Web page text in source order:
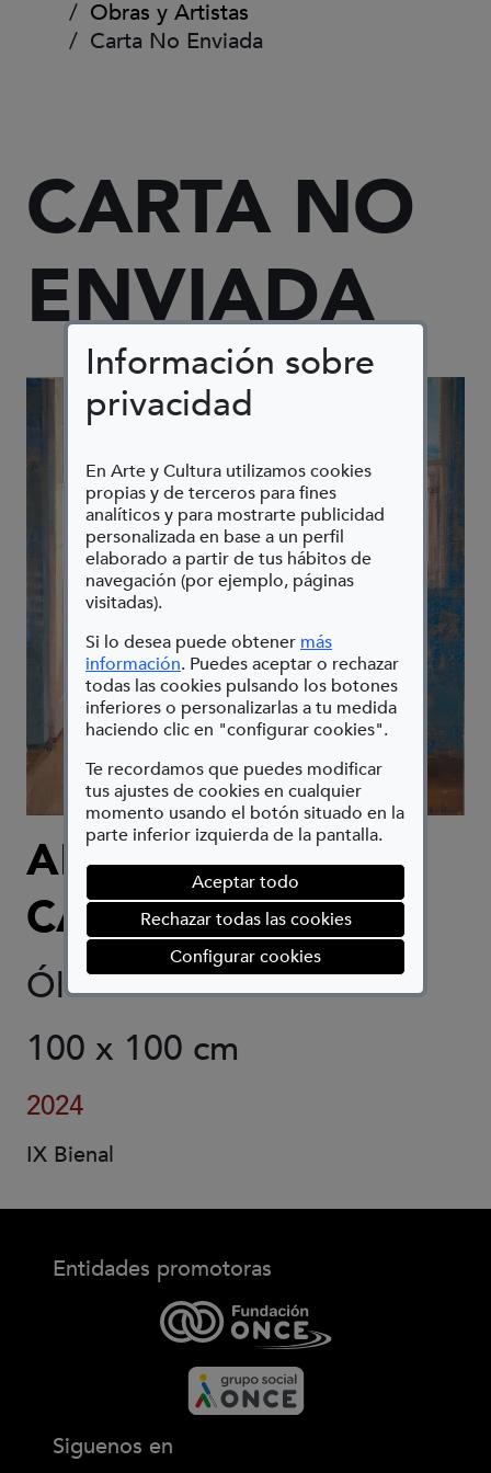
Información sobre
privacidad
En Arte y Cultura utilizamos cookies
propias y de terceros para fines
analíticos y para mostrarte publicidad
personalizada en base a un perfil
elaborado a partir de tus hábitos de
navegación (por ejemplo, páginas
visitadas).
Si lo desea puede obtener más
información(Abre en nueva ventana)
. Puedes aceptar o rechazar
todas las cookies pulsando los botones
inferiores o personalizarlas a tu medida
haciendo clic en "configurar cookies".
Te recordamos que puedes modificar
tus ajustes de cookies en cualquier
momento usando el botón situado en la
parte inferior izquierda de la pantalla.
Aceptar todo
Rechazar todas las cookies
Configurar cookies(abre en ventana
Obras y Artistas
Carta No Enviada
CARTA NO
ENVIADA
ALEJANDRA
CABALLERO
Óleo sobre tela de lino
100 x 100 cm
2024
IX Bienal
Entidades promotoras
Siguenos en